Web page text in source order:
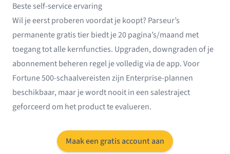
Beste self-service ervaring
Wil je eerst proberen voordat je koopt? Parseur’s
permanente gratis tier biedt je 20 pagina’s/maand met
toegang tot alle kernfuncties. Upgraden, downgraden of je
abonnement beheren regel je volledig via de app. Voor
Fortune 500-schaalvereisten zijn Enterprise-plannen
beschikbaar, maar je wordt nooit in een salestraject
geforceerd om het product te evalueren.
Maak een gratis account aan